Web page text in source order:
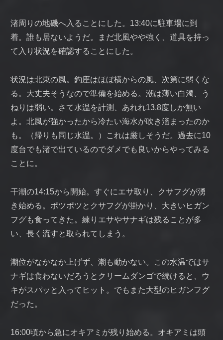
渚周りの地磯へ入ることにした。13:40に駐車場に到
着。誰も居ないようだ。まだ北風やや強く、道具を持っ
て入り状況を確認することにした。
状況は北東の風。釣座はほぼ横からの風、次第に弱くな
る。大丈夫そうなので準備を始める。潮は薄い白濁、う
ねりは弱い。さて水温を計測、あれれ13.8度しか無い
よ。北風が強かったから冷たい海水が吹き溜まったのか
も。（帰りも同じ水温。）これは厳しそうだ。過去に10
度台でも渚で出ているのでダメでも良いからやってみる
ことに。
干潮の14:15から開始。すぐにエサ取り、クサフグが湧
き始める。ポツポツとクサフグが掛かり、大きいヒガン
フグも食ってきた。練りエサやサナギは残ることが多
い、長く流すと取られてしまう。
潮位がなかなか上げず、潮も動かない。この水温ではサ
ナギは食わないだろうとクリームダンゴで続けると、ウ
キがスパッと入ってヒット。でもまた大型のヒガンフグ
だった。
16:00頃から急にオキアミが残り始める。オキアミは頭